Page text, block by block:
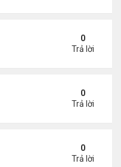
0
Trả lời
trụ tái sử dụng bí ẩn
0
Trả lời
0
Trả lời